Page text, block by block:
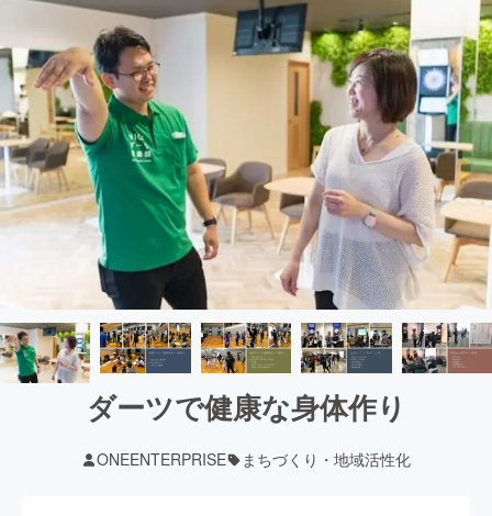
ダーツで健康な身体作り
ONEENTERPRISE まちづくり・地域活性化